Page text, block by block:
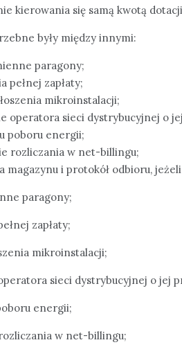
kierowania się samą kwotą
były między innymi:
paragony;
pełnej zapłaty;
mikroinstalacji;
operatora sieci dystrybucyjnej o
poboru energii;
rozliczania w net-billingu;
magazynu i protokół odbioru,
paragony;
zapłaty;
mikroinstalacji;
sieci dystrybucyjnej o jej
energii;
w net-billingu;